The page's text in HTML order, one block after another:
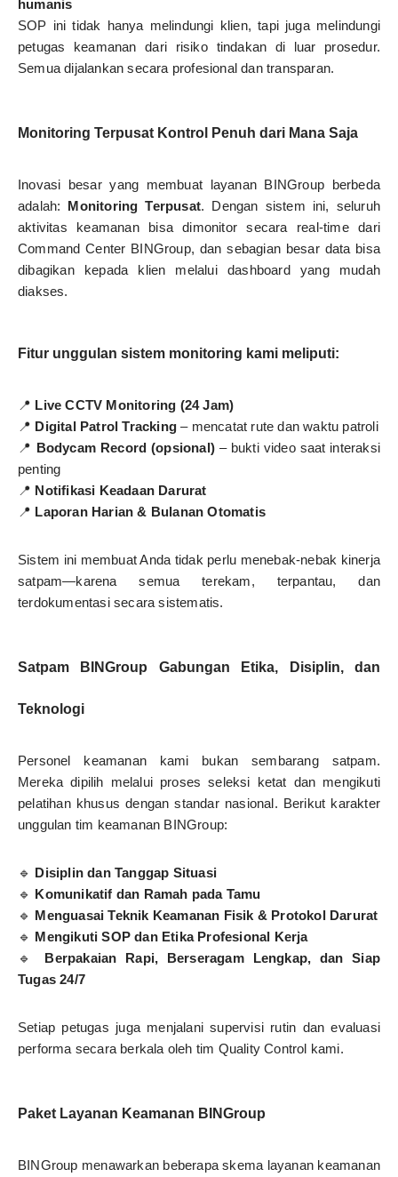
humanis
SOP ini tidak hanya melindungi klien, tapi juga melindungi
petugas keamanan dari risiko tindakan di luar prosedur.
Semua dijalankan secara profesional dan transparan.
Monitoring Terpusat Kontrol Penuh dari Mana Saja
Inovasi besar yang membuat layanan BINGroup berbeda
adalah: Monitoring Terpusat. Dengan sistem ini, seluruh
aktivitas keamanan bisa dimonitor secara real-time dari
Command Center BINGroup, dan sebagian besar data bisa
dibagikan kepada klien melalui dashboard yang mudah
diakses.
Fitur unggulan sistem monitoring kami meliputi:
📍 Live CCTV Monitoring (24 Jam)
📍 Digital Patrol Tracking – mencatat rute dan waktu patroli
📍 Bodycam Record (opsional)– bukti video saat interaksi
penting
📍 Notifikasi Keadaan Darurat
📍 Laporan Harian & Bulanan Otomatis
Sistem ini membuat Anda tidak perlu menebak-nebak kinerja
satpam—karena semua terekam, terpantau, dan
terdokumentasi secara sistematis.
Satpam BINGroup Gabungan Etika, Disiplin, dan
Teknologi
Personel keamanan kami bukan sembarang satpam.
Mereka dipilih melalui proses seleksi ketat dan mengikuti
pelatihan khusus dengan standar nasional. Berikut karakter
unggulan tim keamanan BINGroup:
🔹 Disiplin dan Tanggap Situasi
🔹 Komunikatif dan Ramah pada Tamu
🔹 Menguasai Teknik Keamanan Fisik & Protokol Darurat
🔹 Mengikuti SOP dan Etika Profesional Kerja
🔹 Berpakaian Rapi, Berseragam Lengkap, dan Siap
Tugas 24/7
Setiap petugas juga menjalani supervisi rutin dan evaluasi
performa secara berkala oleh tim Quality Control kami.
Paket Layanan Keamanan BINGroup
BINGroup menawarkan beberapa skema layanan keamanan